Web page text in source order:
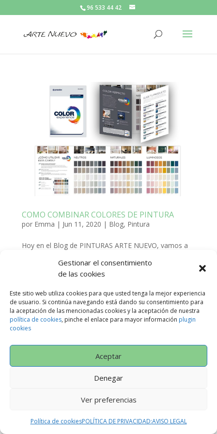
Gestionar el consentimiento
de las cookies
Este sitio web utiliza cookies para que usted tenga la mejor experiencia
de usuario. Si continúa navegando está dando su consentimiento para
la aceptación de las mencionadas cookies y la aceptación de nuestra
política de cookies, pinche el enlace para mayor información plugin
cookies
Aceptar
Denegar
Ver preferencias
Política de cookiesPOLÍTICA DE PRIVACIDAD:AVISO LEGAL
96 533 44 42
COMO COMBINAR COLORES DE PINTURA
por Emma | Jun 11, 2020 | Blog, Pintura
Hoy en el Blog de PINTURAS ARTE NUEVO, vamos a
veces algo tan sencillo, nos resulta muy difícil. Por este
motivo, queremos mostraros lo sencillo que puede ser
realizar una buena combinación con la...